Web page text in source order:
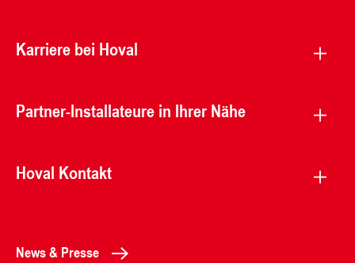
Karriere bei Hoval
Partner-Installateure in Ihrer Nähe
Hoval Kontakt
News & Presse